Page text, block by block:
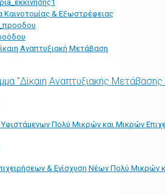
Kαινοτομίας & Εξωστρέφειας
Αναπτυξιακή Μετάβαση
"Δίκαιη Αναπτυξιακής
Υφιστάμενων Πολύ Μικρών και Μικρών
& Ενίσχυση Νέων Πολύ Μικρών